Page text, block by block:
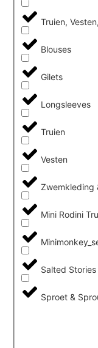
Truien,
Blouses
Gilets
Longsleeves
Truien
Vesten
Zwemkleding
Mini Rodini
Salted Stories
Sproet &